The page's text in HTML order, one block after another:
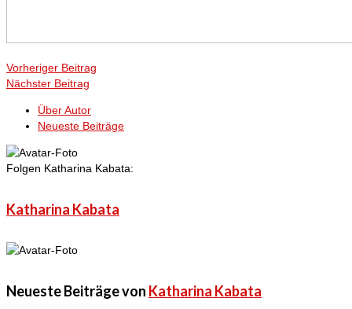
Vorheriger Beitrag
Nächster Beitrag
Über Autor
Neueste Beiträge
Folgen Katharina Kabata:
Katharina Kabata
Neueste Beiträge von Katharina Kabata